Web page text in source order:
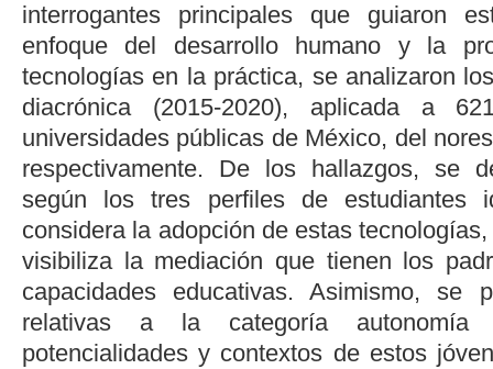
interrogantes principales que guiaron
enfoque del desarrollo humano y la
tecnologías en la práctica, se analizaron
diacrónica (2015-2020), aplicada a
universidades públicas de México, del
respectivamente. De los hallazgos, se
según los tres perfiles de estudiantes
considera la adopción de estas
visibiliza la mediación que tienen los
capacidades educativas. Asimismo, se
relativas a la categoría autonomía
potencialidades y contextos de estos